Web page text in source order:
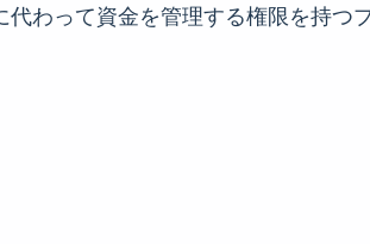
代わって資金を管理する権限を持つ